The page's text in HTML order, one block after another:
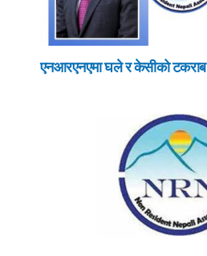
एनआरएनएमा घले र केसीको टकराब